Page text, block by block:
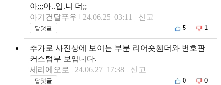
아;;;아..입.니.더;;
아기건달푸우
24.06.25 03:11 신고
답댓글 5 1
추가로 사진상에 보이는 부분 리어숏휀더와 번호판
커스텀부 보입니다.
세리에오로
24.06.27 17:38 신고
답댓글 0 0